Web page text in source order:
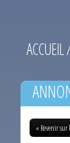
ACCUEIL
« Revenir sur